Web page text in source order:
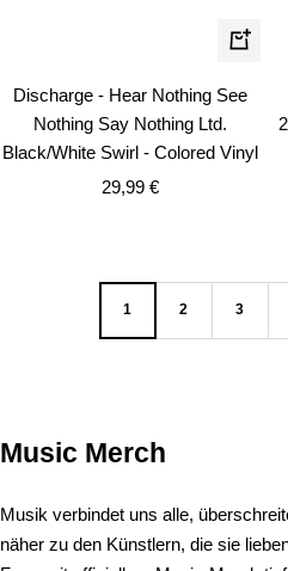
In
Discharge - Hear Nothing See
Nothing Say Nothing Ltd.
Black/White Swirl - Colored Vinyl
Angebotspreis
29,99 €
1 2 3
Music Merch
Musik verbindet uns alle,
näher zu den Künstlern, die sie